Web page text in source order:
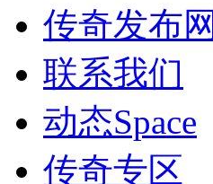
传奇发布网
联系我们
动态Space
传奇专区